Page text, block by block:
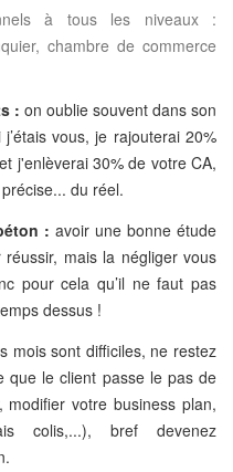
à tous les niveaux :
chambre de commerce
: on oublie souvent dans son
vous, je rajouterai 20%
j'enlèverai 30% de votre CA,
du réel.
: avoir une bonne étude
mais la négliger vous
pour cela qu’il ne faut pas
dessus !
mois sont difficiles, ne restez
que le client passe le pas de
votre business plan,
colis,...), bref devenez